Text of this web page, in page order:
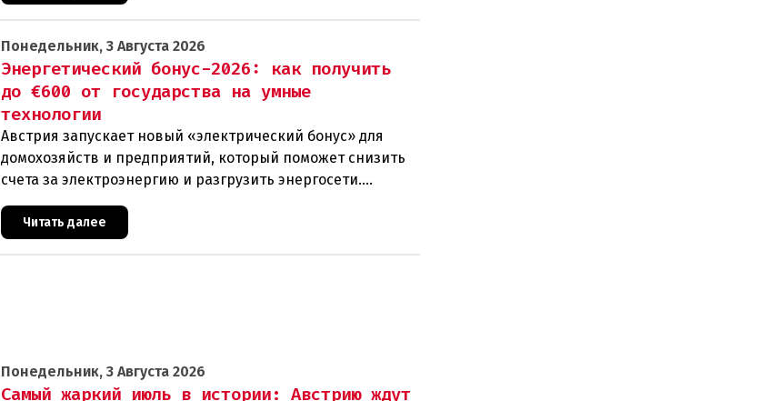
Понедельник, 3 Августа 2026
Энергетический бонус-2026: как получить
до €600 от государства на умные
технологии
Австрия запускает новый «электрический бонус» для
домохозяйств и предприятий, который поможет снизить
счета за электроэнергию и разгрузить энергосети.
Частные лица могут получить до 600 евро на устано
Читать далее
Понедельник, 3 Августа 2026
Самый жаркий июль в истории: Австрию ждут